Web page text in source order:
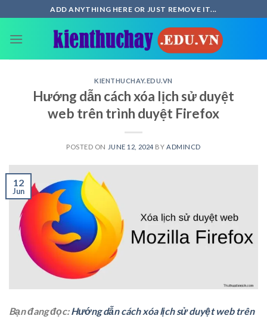
to
content
ADD ANYTHING HERE OR JUST REMOVE IT...
KIENTHUCHAY.EDU.VN
Hướng dẫn cách xóa lịch sử duyệt
web trên trình duyệt Firefox
POSTED ON JUNE 12, 2024 BY ADMINCD
12
Jun
Bạn đang đọc:Hướng dẫn cách xóa lịch sử duyệt web trên